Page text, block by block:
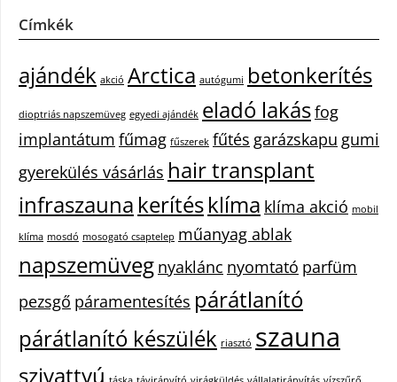
Címkék
ajándék akció Arctica autógumi betonkerítés
dioptriás napszemüveg egyedi ajándék eladó lakásfog
implantátum fűmag fűszerek fűtés garázskapu gumi
gyerekülés vásárlás hair transplant
infraszauna kerítésklíma klíma akció mobil
klíma mosdó mosogató csaptelep műanyag ablak
napszemüveg nyaklánc nyomtató parfüm
pezsgő páramentesítés párátlanító
párátlanító készülék riasztó szauna
szivattyú